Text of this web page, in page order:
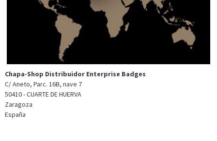
Chapa-Shop Distribuidor Enterprise Badges
C/ Aneto, Parc. 16B, nave 7
50410 - CUARTE DE HUERVA
Zaragoza
España